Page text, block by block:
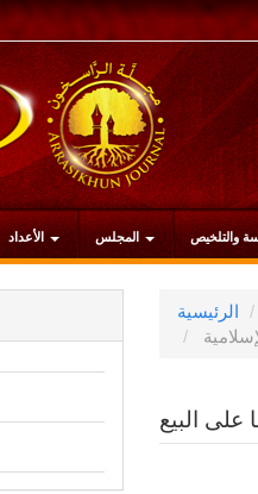
الأعداد والتلخيص
الرئيسية
على البيع